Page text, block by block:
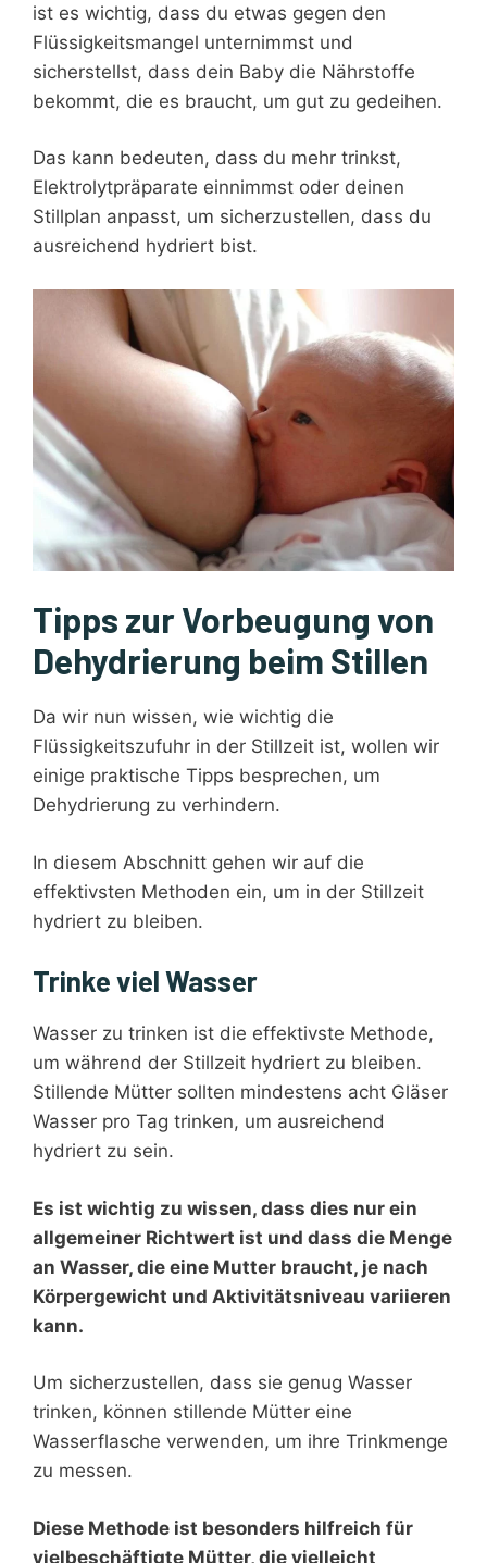
ist es wichtig, dass du etwas gegen den
Flüssigkeitsmangel unternimmst und
sicherstellst, dass dein Baby die Nährstoffe
bekommt, die es braucht, um gut zu gedeihen.
Das kann bedeuten, dass du mehr trinkst,
Elektrolytpräparate einnimmst oder deinen
Stillplan anpasst, um sicherzustellen, dass du
ausreichend hydriert bist.
Tipps zur Vorbeugung von
Dehydrierung beim Stillen
Da wir nun wissen, wie wichtig die
Flüssigkeitszufuhr in der Stillzeit ist, wollen wir
einige praktische Tipps besprechen, um
Dehydrierung zu verhindern.
In diesem Abschnitt gehen wir auf die
effektivsten Methoden ein, um in der Stillzeit
hydriert zu bleiben.
Trinke viel Wasser
Wasser zu trinken ist die effektivste Methode,
um während der Stillzeit hydriert zu bleiben.
Stillende Mütter sollten mindestens acht Gläser
Wasser pro Tag trinken, um ausreichend
hydriert zu sein.
Es ist wichtig zu wissen, dass dies nur ein
allgemeiner Richtwert ist und dass die Menge
an Wasser, die eine Mutter braucht, je nach
Körpergewicht und Aktivitätsniveau variieren
kann.
Um sicherzustellen, dass sie genug Wasser
trinken, können stillende Mütter eine
Wasserflasche verwenden, um ihre Trinkmenge
zu messen.
Diese Methode ist besonders hilfreich für
vielbeschäftigte Mütter, die vielleicht